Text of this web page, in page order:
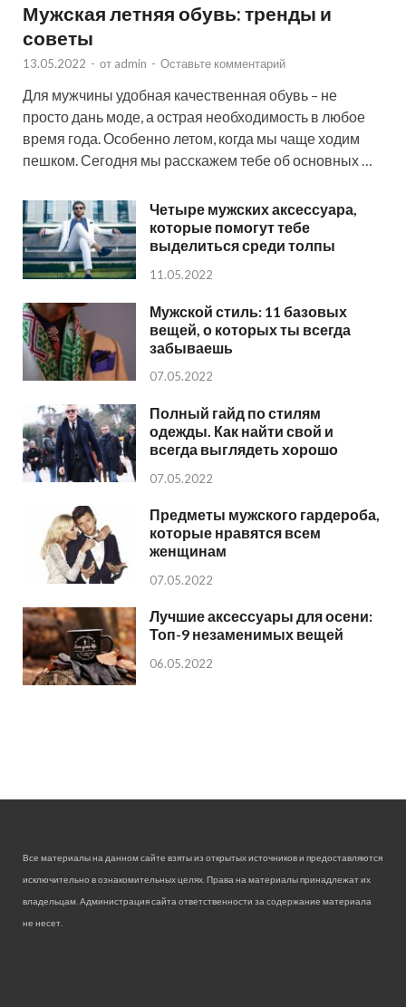
Мужская летняя обувь: тренды и
советы
13.05.2022 - от admin - Оставьте комментарий
Для мужчины удобная качественная обувь – не
просто дань моде, а острая необходимость в любое
время года. Особенно летом, когда мы чаще ходим
пешком. Сегодня мы расскажем тебе об основных …
Четыре мужских аксессуара,
которые помогут тебе
выделиться среди толпы
11.05.2022
Мужской стиль: 11 базовых
вещей, о которых ты всегда
забываешь
07.05.2022
Полный гайд по стилям
одежды. Как найти свой и
всегда выглядеть хорошо
07.05.2022
Предметы мужского гардероба,
которые нравятся всем
женщинам
07.05.2022
Лучшие аксессуары для осени:
Топ-9 незаменимых вещей
06.05.2022
Все материалы на данном сайте взяты из открытых источников и предоставляются
исключительно в ознакомительных целях. Права на материалы принадлежат их
владельцам. Администрация сайта ответственности за содержание материала
не несет.